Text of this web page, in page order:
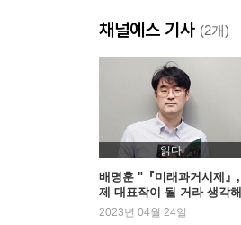
채널예스 기사 (2개)
읽다
배명훈 "『미래과거시제』,
제 대표작이 될 거라 생각해
요"
2023년 04월 24일